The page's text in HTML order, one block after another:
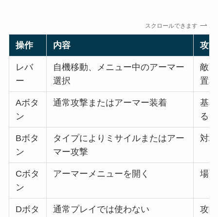
スクロールできます
操作 内容 攻
レバ
ー
自機移動、メニュー中のアーマー
選択
敵
置
Aボタ
ン
通常攻撃またはアーマー装着
基
る
Bボタ
ン
タイプによりミサイルまたはアー
マー攻撃
対
Cボタ
ン
アーマーメニューを開く 場
Dボタ
通常プレイでは使わない 攻